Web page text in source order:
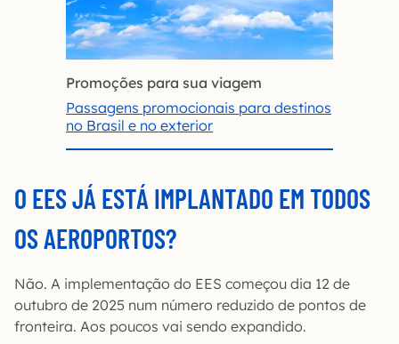
Promoções para sua viagem
Passagens promocionais para destinos
no Brasil e no exterior
O EES JÁ ESTÁ IMPLANTADO EM TODOS
OS AEROPORTOS?
Não. A implementação do EES começou dia 12 de
outubro de 2025 num número reduzido de pontos de
fronteira. Aos poucos vai sendo expandido.